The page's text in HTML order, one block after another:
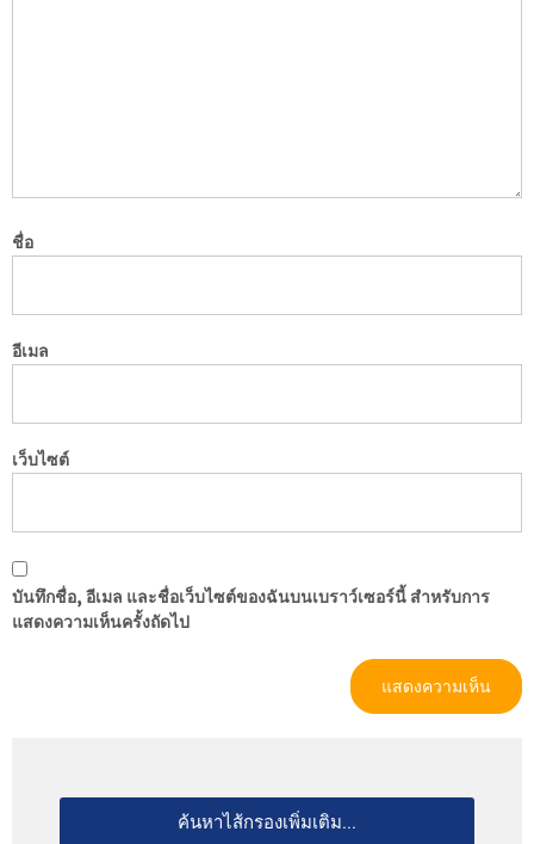
ชื่อ
อีเมล
เว็บไซต์
บันทึกชื่อ, อีเมล และชื่อเว็บไซต์ของฉันบนเบราว์เซอร์นี้ สำหรับการ
แสดงความเห็นครั้งถัดไป
ค้นหาไส้กรองเพิ่มเติม...